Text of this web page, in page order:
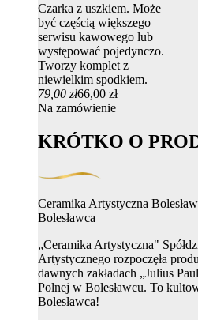
Czarka z uszkiem. Może
być częścią większego
serwisu kawowego lub
występować pojedynczo.
Tworzy komplet z
niewielkim spodkiem.
79,00 zł66,00 zł
Na zamówienie
KRÓTKO O
Ceramika Artystyczna
Bolesławca
„Ceramika Artystyczna"
Artystycznego rozpoczęła
dawnych zakładach „Julius
Polnej w Bolesławcu. To
Bolesławca!